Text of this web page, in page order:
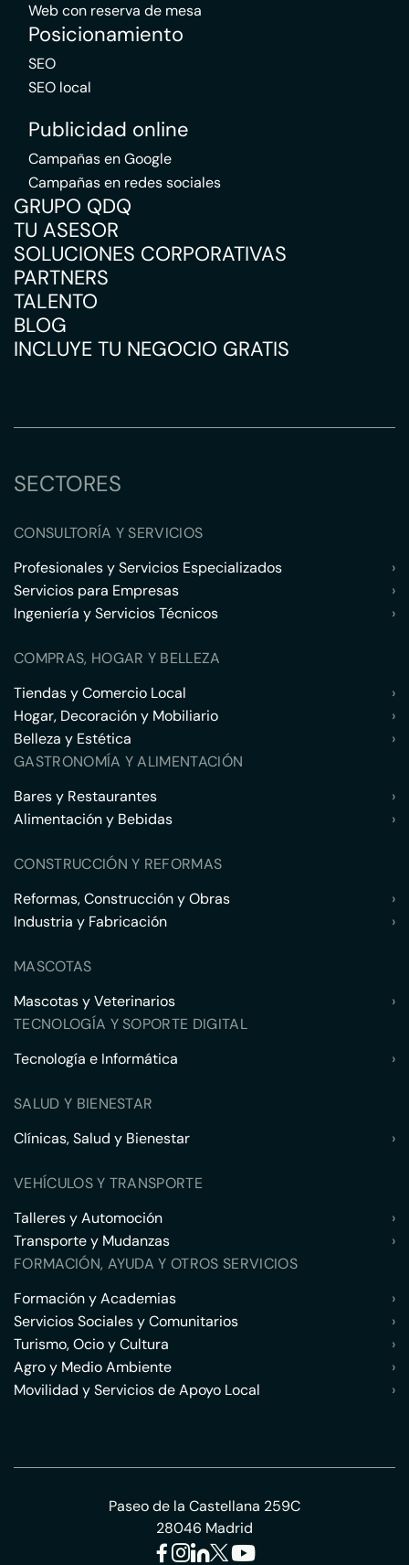
Web con reserva de mesa
Posicionamiento
SEO
SEO local
Publicidad online
Campañas en Google
Campañas en redes sociales
GRUPO QDQ
TU ASESOR
SOLUCIONES CORPORATIVAS
PARTNERS
TALENTO
BLOG
INCLUYE TU NEGOCIO GRATIS
SECTORES
CONSULTORÍA Y SERVICIOS
Profesionales y Servicios Especializados
›
Servicios para Empresas
›
Ingeniería y Servicios Técnicos
›
COMPRAS, HOGAR Y BELLEZA
Tiendas y Comercio Local
›
Hogar, Decoración y Mobiliario
›
Belleza y Estética
›
GASTRONOMÍA Y ALIMENTACIÓN
Bares y Restaurantes
›
Alimentación y Bebidas
›
CONSTRUCCIÓN Y REFORMAS
Reformas, Construcción y Obras
›
Industria y Fabricación
›
MASCOTAS
Mascotas y Veterinarios
›
TECNOLOGÍA Y SOPORTE DIGITAL
Tecnología e Informática
›
SALUD Y BIENESTAR
Clínicas, Salud y Bienestar
›
VEHÍCULOS Y TRANSPORTE
Talleres y Automoción
›
Transporte y Mudanzas
›
FORMACIÓN, AYUDA Y OTROS SERVICIOS
Formación y Academias
›
Servicios Sociales y Comunitarios
›
Turismo, Ocio y Cultura
›
Agro y Medio Ambiente
›
Movilidad y Servicios de Apoyo Local
›
Paseo de la Castellana 259C
28046 Madrid